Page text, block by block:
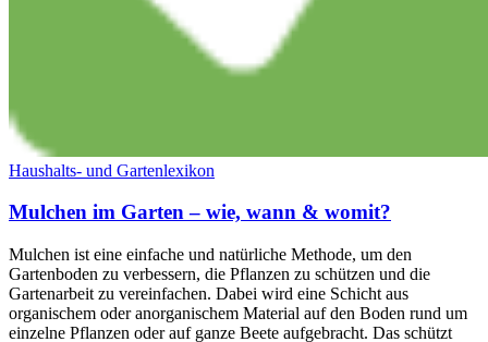
Haushalts- und Gartenlexikon
Mulchen im Garten – wie, wann & womit?
Mulchen ist eine einfache und natürliche Methode, um den
Gartenboden zu verbessern, die Pflanzen zu schützen und die
Gartenarbeit zu vereinfachen. Dabei wird eine Schicht aus
organischem oder anorganischem Material auf den Boden rund um
einzelne Pflanzen oder auf ganze Beete aufgebracht. Das schützt